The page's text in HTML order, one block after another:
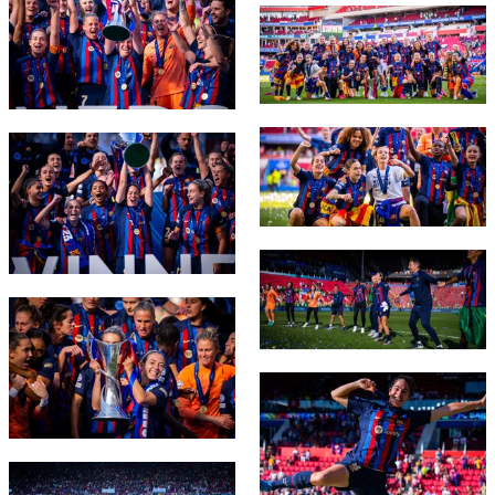
FC Barcelona club badge
FC Barcelona club badge
FC Barcelona club badge
FC Barcelona club badge
FC Barcelona club badge
FC Barcelona club badge
FC Barcelona club badge